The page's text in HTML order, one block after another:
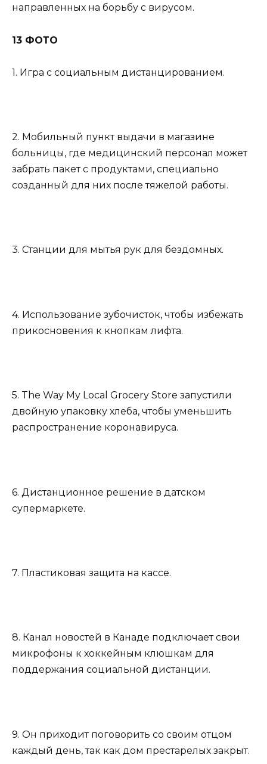
направленных на борьбу с вирусом.
13 ФОТО
1. Игра с социальным дистанцированием.
2. Мобильный пункт выдачи в магазине
больницы, где медицинский персонал может
забрать пакет с продуктами, специально
созданный для них после тяжелой работы.
3. Станции для мытья рук для бездомных.
4. Использование зубочисток, чтобы избежать
прикосновения к кнопкам лифта.
5. The Way My Local Grocery Store запустили
двойную упаковку хлеба, чтобы уменьшить
распространение коронавируса.
6. Дистанционное решение в датском
супермаркете.
7. Пластиковая защита на кассе.
8. Канал новостей в Канаде подключает свои
микрофоны к хоккейным клюшкам для
поддержания социальной дистанции.
9. Он приходит поговорить со своим отцом
каждый день, так как дом престарелых закрыт.